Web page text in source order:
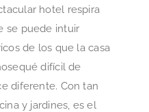
hotel respira
se puede intuir
de los que la casa
difícil de
diferente. Con tan
y jardines, es el